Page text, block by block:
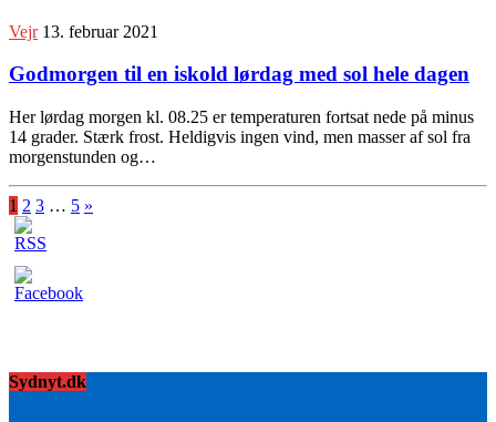
Vejr 13. februar 2021
Godmorgen til en iskold lørdag med sol hele dagen
Her lørdag morgen kl. 08.25 er temperaturen fortsat nede på minus
14 grader. Stærk frost. Heldigvis ingen vind, men masser af sol fra
morgenstunden og…
1 2 3 … 5 »
Sydnyt.dk